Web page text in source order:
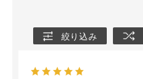
絞り込み